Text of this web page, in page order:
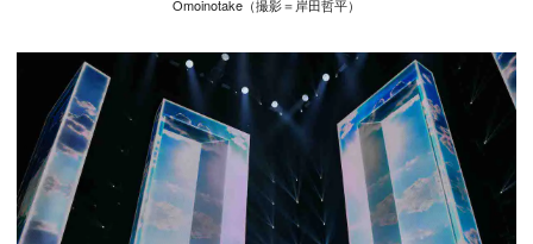
Omoinotake（撮影＝岸田哲平）